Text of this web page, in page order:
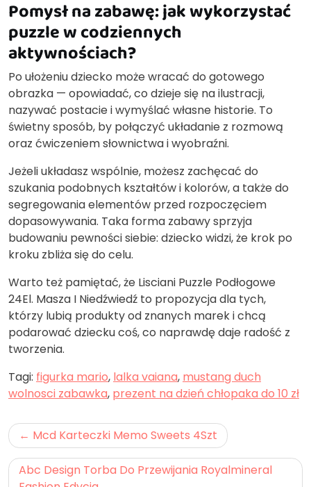
Pomysł na zabawę: jak wykorzystać
puzzle w codziennych
aktywnościach?
Po ułożeniu dziecko może wracać do gotowego
obrazka — opowiadać, co dzieje się na ilustracji,
nazywać postacie i wymyślać własne historie. To
świetny sposób, by połączyć układanie z rozmową
oraz ćwiczeniem słownictwa i wyobraźni.
Jeżeli układasz wspólnie, możesz zachęcać do
szukania podobnych kształtów i kolorów, a także do
segregowania elementów przed rozpoczęciem
dopasowywania. Taka forma zabawy sprzyja
budowaniu pewności siebie: dziecko widzi, że krok po
kroku zbliża się do celu.
Warto też pamiętać, że Lisciani Puzzle Podłogowe
24El. Masza I Niedźwiedź to propozycja dla tych,
którzy lubią produkty od znanych marek i chcą
podarować dziecku coś, co naprawdę daje radość z
tworzenia.
Tagi: figurka mario, lalka vaiana, mustang duch
wolnosci zabawka, prezent na dzień chłopaka do 10 zł
Nawigacja
wpisu
Mcd Karteczki Memo Sweets 4Szt
Abc Design Torba Do Przewijania Royalmineral